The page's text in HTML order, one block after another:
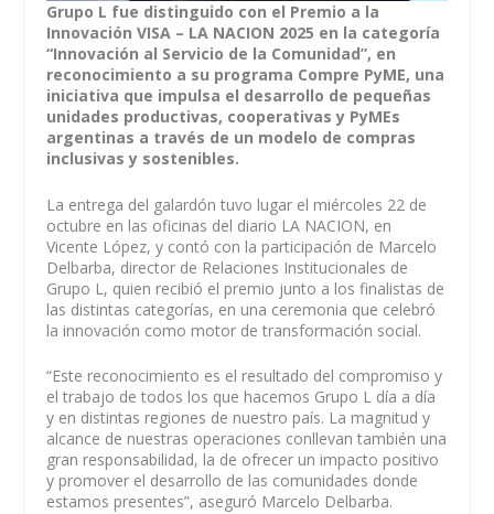
Grupo L fue distinguido con el Premio a la
Innovación VISA – LA NACION 2025 en la categoría
“Innovación al Servicio de la Comunidad”, en
reconocimiento a su programa Compre PyME, una
iniciativa que impulsa el desarrollo de pequeñas
unidades productivas, cooperativas y PyMEs
argentinas a través de un modelo de compras
inclusivas y sostenibles.
La entrega del galardón tuvo lugar el miércoles 22 de
octubre en las oficinas del diario LA NACION, en
Vicente López, y contó con la participación de Marcelo
Delbarba, director de Relaciones Institucionales de
Grupo L, quien recibió el premio junto a los finalistas de
las distintas categorías, en una ceremonia que celebró
la innovación como motor de transformación social.
“Este reconocimiento es el resultado del compromiso y
el trabajo de todos los que hacemos Grupo L día a día
y en distintas regiones de nuestro país. La magnitud y
alcance de nuestras operaciones conllevan también una
gran responsabilidad, la de ofrecer un impacto positivo
y promover el desarrollo de las comunidades donde
estamos presentes”, aseguró Marcelo Delbarba.